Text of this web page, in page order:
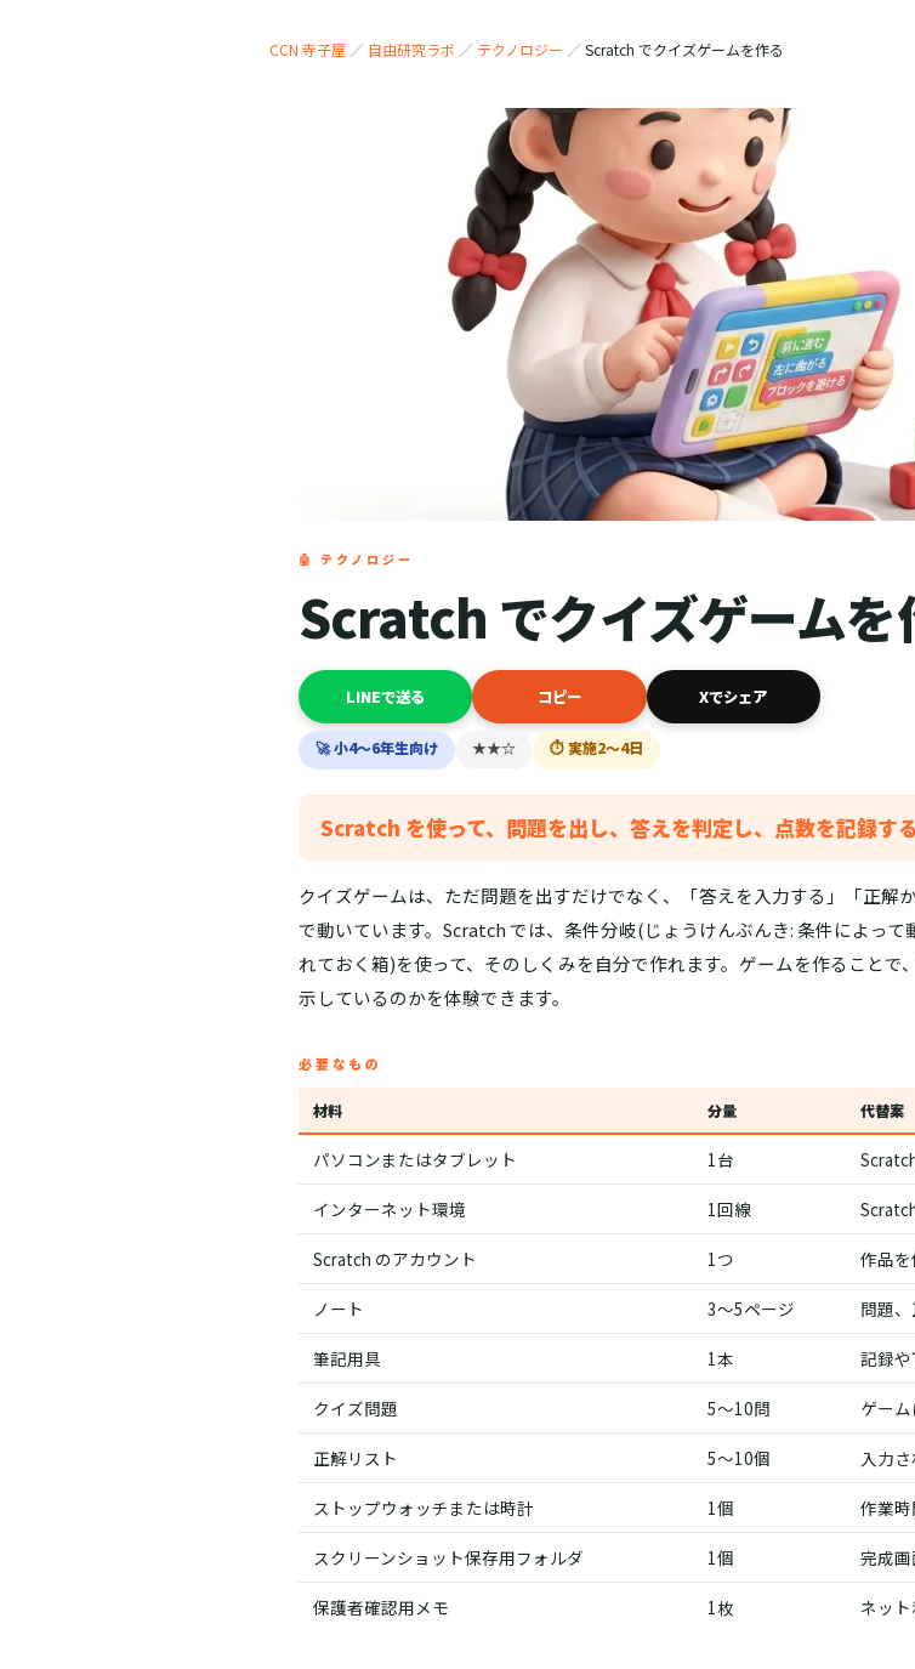
CCN 寺子屋 ／ 自由研究ラボ ／ テクノロジー ／Scratch でクイズゲームを作る
🤖 テクノロジー
Scratch でクイズゲームを
LINEで送る コピー Xでシェア
🚀 小4〜6年生向け ★★☆ ⏱ 実施2〜4日
Scratch を使って、問題を出し、答えを判定し、点数を記録す
クイズゲームは、ただ問題を出すだけでなく、「答えを入力する」「正解
で動いています。Scratch では、条件分岐(じょうけんぶんき: 条件によっ
れておく箱)を使って、そのしくみを自分で作れます。ゲームを作ること
示しているのかを体験できます。
必要なもの
材料 分量 代替案
パソコンまたはタブレット 1台
インターネット環境 1回線
Scratch のアカウント 1つ 作品
ノート 3〜5ページ 問題
筆記用具 1本 記録
クイズ問題 5〜10問 ゲー
正解リスト 5〜10個 入力
ストップウォッチまたは時計 1個 作業
スクリーンショット保存用フォルダ 1個 完成
保護者確認用メモ 1枚 ネッ